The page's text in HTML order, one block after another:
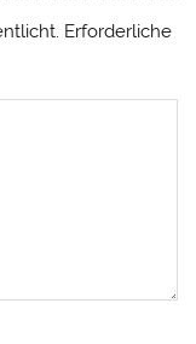
Erforderliche